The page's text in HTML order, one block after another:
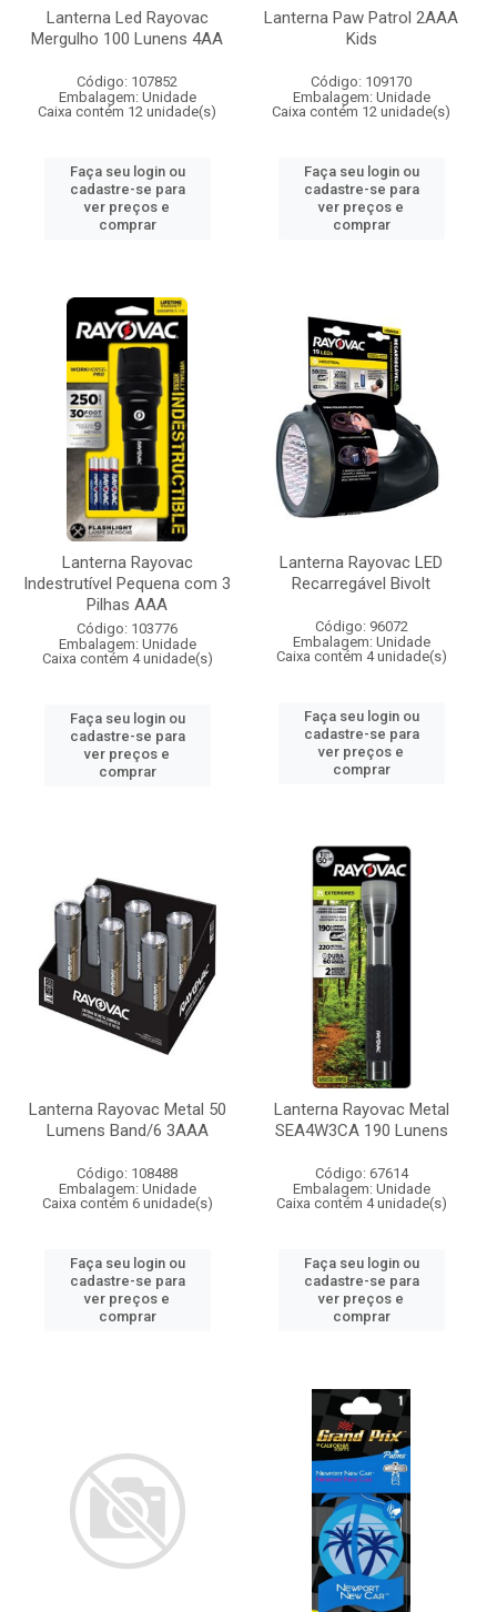
Lanterna Led Rayovac
Mergulho 100 Lunens 4AA
Código: 107852
Embalagem: Unidade
Caixa contém 12 unidade(s)
Faça seu login ou
cadastre-se para
ver preços e
comprar
Lanterna Paw Patrol 2AAA
Kids
Código: 109170
Embalagem: Unidade
Caixa contém 12 unidade(s)
Faça seu login ou
cadastre-se para
ver preços e
comprar
Lanterna Rayovac
Indestrutível Pequena com 3
Pilhas AAA
Código: 103776
Embalagem: Unidade
Caixa contém 4 unidade(s)
Faça seu login ou
cadastre-se para
ver preços e
comprar
Lanterna Rayovac LED
Recarregável Bivolt
Código: 96072
Embalagem: Unidade
Caixa contém 4 unidade(s)
Faça seu login ou
cadastre-se para
ver preços e
comprar
Lanterna Rayovac Metal 50
Lumens Band/6 3AAA
Código: 108488
Embalagem: Unidade
Caixa contém 6 unidade(s)
Faça seu login ou
cadastre-se para
ver preços e
comprar
Lanterna Rayovac Metal
SEA4W3CA 190 Lunens
Código: 67614
Embalagem: Unidade
Caixa contém 4 unidade(s)
Faça seu login ou
cadastre-se para
ver preços e
comprar